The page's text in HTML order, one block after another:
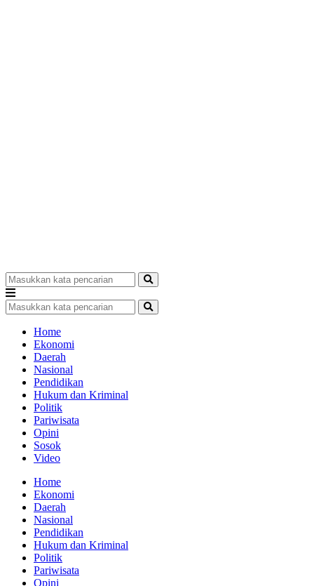
Home
Ekonomi
Daerah
Nasional
Pendidikan
Hukum dan Kriminal
Politik
Pariwisata
Opini
Sosok
Video
Home
Ekonomi
Daerah
Nasional
Pendidikan
Hukum dan Kriminal
Politik
Pariwisata
Opini